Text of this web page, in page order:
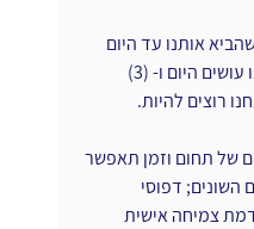
שהביא אותנו עד היום
(2) הווה- איפה ומה אנחנו עושים היום ו- (3)
רוצים להיות.
אחד מ 9 השילובים של תחום וזמן תאפשר
השונים; דפוסי
צמיחה אישית